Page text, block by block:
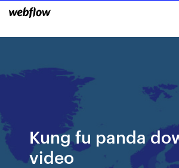
Kung fu panda
video